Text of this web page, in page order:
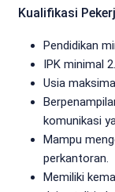
Kualifikasi
Pendidikan
IPK minimal
Usia
komunikasi
Mampu
perkantoran.
Memiliki